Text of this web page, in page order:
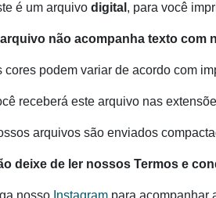
é um arquivo digital , para você
não acompanha texto com
cores podem variar de acordo com
receberá este arquivo nas
arquivos são enviados
deixe de ler nossos Termos e